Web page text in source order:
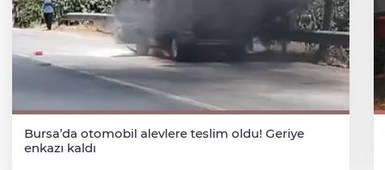
Bursa’da otomobil alevlere teslim oldu! Geriye
enkazı kaldı